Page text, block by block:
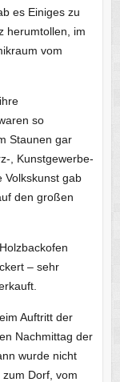
es Einiges zu
herumtollen, im
vom
so
Staunen gar
, Kunstgewerbe-
Volkskunst gab
den großen
– sehr
Auftritt der
Nachmittag der
wurde nicht
Dorf, vom